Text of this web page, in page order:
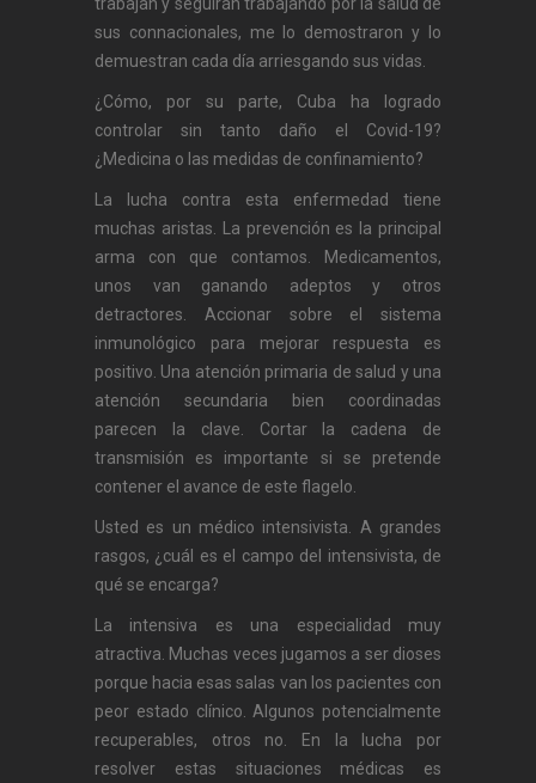
sus connacionales, me lo demostraron y lo
demuestran cada día arriesgando sus vidas.
¿Cómo, por su parte, Cuba ha logrado
controlar sin tanto daño el Covid-19?
¿Medicina o las medidas de confinamiento?
La lucha contra esta enfermedad tiene
muchas aristas. La prevención es la principal
arma con que contamos. Medicamentos,
unos van ganando adeptos y otros
detractores. Accionar sobre el sistema
inmunológico para mejorar respuesta es
positivo. Una atención primaria de salud y una
atención secundaria bien coordinadas
parecen la clave. Cortar la cadena de
transmisión es importante si se pretende
contener el avance de este flagelo.
Usted es un médico intensivista. A grandes
rasgos, ¿cuál es el campo del intensivista, de
qué se encarga?
La intensiva es una especialidad muy
atractiva. Muchas veces jugamos a ser dioses
porque hacia esas salas van los pacientes con
peor estado clínico. Algunos potencialmente
recuperables, otros no. En la lucha por
resolver estas situaciones médicas es